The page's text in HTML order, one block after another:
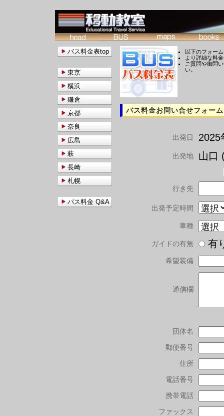
以下のフォー
より詳細な料
ご質問や御問
い。
バス料金お問い合せフォーム
出発日 2025
出発地 山口
行き先
出発予定時間
車種
ガイドの有無
希望装備
通信欄
団体名
郵便番号
住所
電話番号
携帯電話
ファックス
バス料金表top
東京
横浜
鎌倉
京都
奈良
広島
萩
長崎
札幌
バス料金 Q&A